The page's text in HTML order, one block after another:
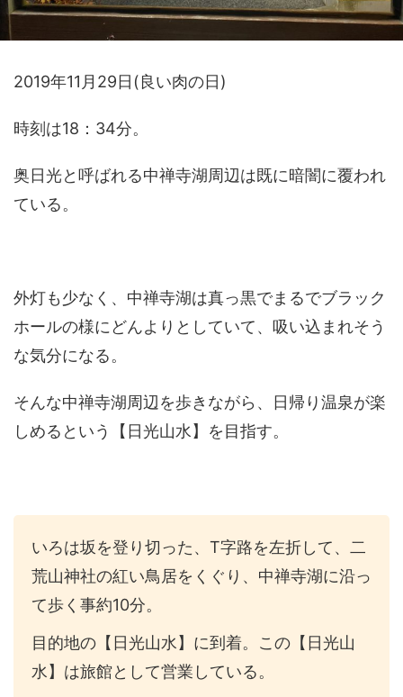
2019年11 月 29日(良い肉の日)
時刻は18 ： 34分。
奥日光と呼ばれる中禅寺湖周辺は既に暗闇に覆われ
ている。
外灯も少なく、中禅寺湖は真っ黒でまるでブラック
ホールの様にどんよりとしていて、吸い込まれそう
な気分になる。
そんな中禅寺湖周辺を歩きながら、日帰り温泉が楽
しめるという【日光山水】を目指す。
いろは坂を登り切った、 T字路を左折して、二
荒山神社の紅い鳥居をくぐり、中禅寺湖に沿っ
て歩く事約10分。
目的地の【日光山水】に到着。この【日光山
水】は旅館として営業している。